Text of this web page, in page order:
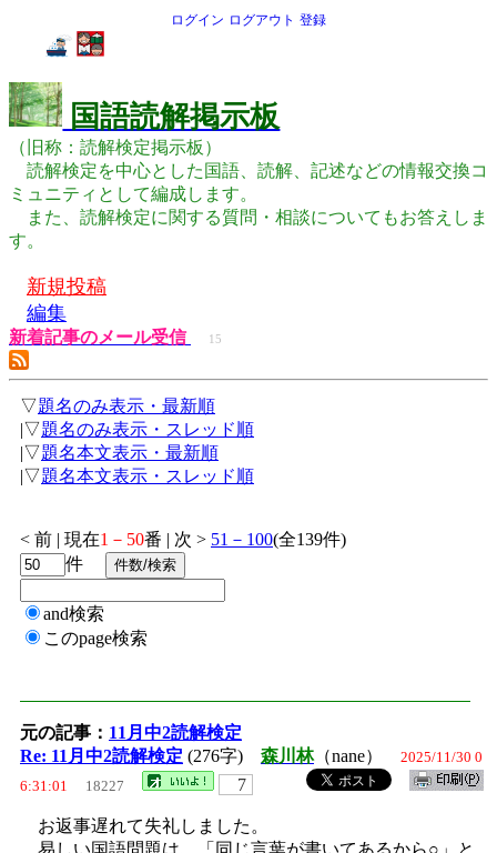
ログイン ログアウト 登録
国語読解掲示板
（旧称：読解検定掲示板）
読解検定を中心とした国語、読解、記述などの情報交換コ
ミュニティとして編成します。
また、読解検定に関する質問・相談についてもお答えしま
す。
新規投稿
編集
新着記事のメール受信 15
▽題名のみ表示・最新順
|▽題名のみ表示・スレッド順
|▽題名本文表示・最新順
|▽題名本文表示・スレッド順
< 前 | 現在1－50番 | 次 > 51－100(全139件)
件
and検索
このpage検索
元の記事： 11月中2読解検定
Re: 11月中2読解検定 (276字) 森川林（nane） 2025/11/30 0
6:31:01
18227 7
お返事遅れて失礼しました。
易しい国語問題は、「同じ言葉が書いてあるから○」と